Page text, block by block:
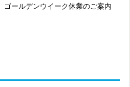
ールデンウイーク休業のご案内